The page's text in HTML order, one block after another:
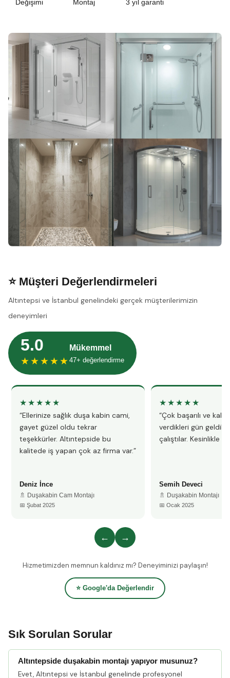
Değişimi Montaj 3 yıl garanti
⭐ Müşteri Değerlendirmeleri
Altıntepsi ve İstanbul genelindeki gerçek müşterilerimizin
deneyimleri
5.0
★★★★★
Mükemmel
47+ değerlendirme
★★★★★
“Ellerinize sağlık duşa kabin cami,
gayet güzel oldu tekrar
teşekkürler. Altıntepside bu
kalitede iş yapan çok az firma var.”
Deniz İnce
🚿 Duşakabin Cam Montajı
📅 Şubat 2025
★★★★★
“Çok başarılı ve
verdikleri gün
çalıştılar. Kesinlikle
Semih Deveci
🚿 Duşakabin Montajı
📅 Ocak 2025
← →
Hizmetimizden memnun kaldınız mı? Deneyiminizi paylaşın!
⭐ Google'da Değerlendir
Sık Sorulan Sorular
Altıntepside duşakabin montajı yapıyor musunuz?
Evet, Altıntepsi ve İstanbul genelinde profesyonel